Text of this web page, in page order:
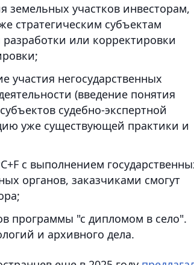
земельных участков инвесторам,
стратегическим субъектам
или корректировки
участия негосударственных
(введение понятия
судебно-экспертной
уже существующей практики и
с выполнением
органов, заказчиками смогут
программы "с дипломом в село".
и архивного дела.